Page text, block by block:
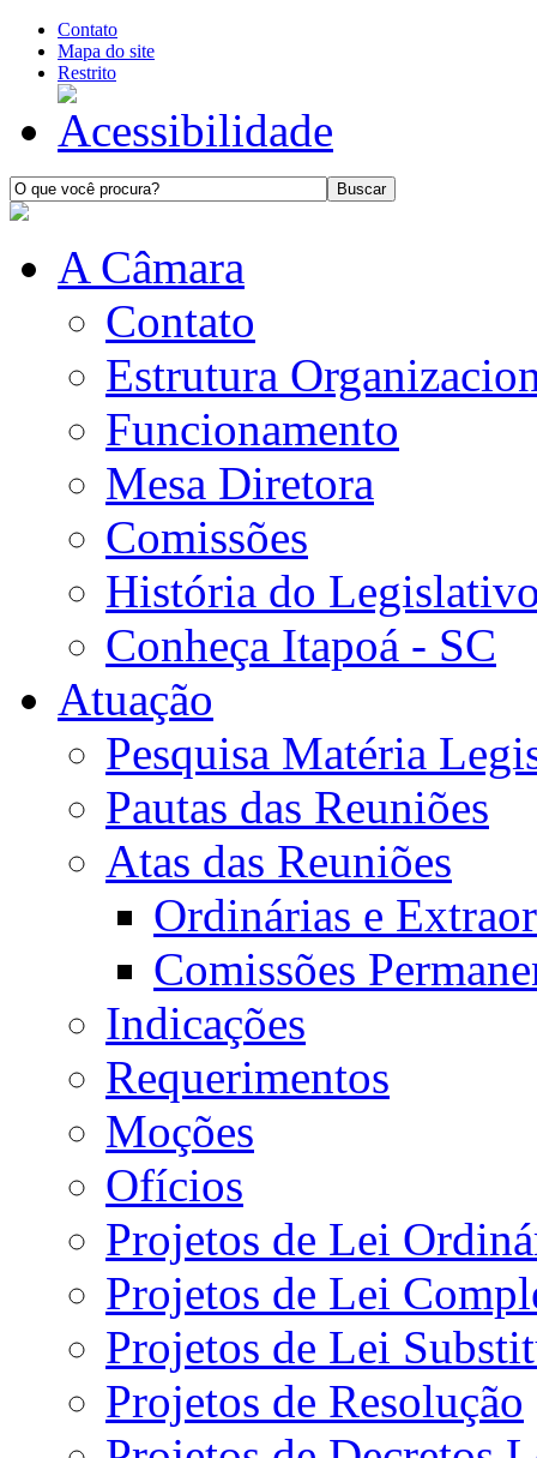
Contato
Mapa do site
Restrito
A Câmara
Contato
Estrutura
Funcionamento
Mesa Diretora
Comissões
História do
Conheça Itapoá - SC
Atuação
Pesquisa Matéria
Pautas das Reuniões
Atas das Reuniões
Ordinárias e
Comissões
Indicações
Requerimentos
Moções
Ofícios
Projetos de Lei
Projetos de Lei
Projetos de Lei
Projetos de Resolução